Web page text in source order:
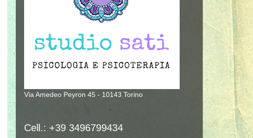
Via Amedeo Peyron 45 - 10143 Torino
Cell.: +39 3496799434